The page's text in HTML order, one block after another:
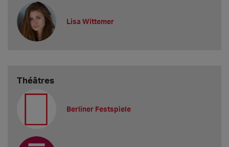
Lisa Wittemer
Théâtres
Berliner Festspiele